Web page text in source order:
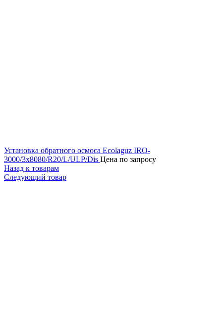
Установка обратного осмоса Ecolaguz IRO-
3000/3x8080/R20/L/ULP/Dis Цена по запросу
Назад к товарам
Следующий товар